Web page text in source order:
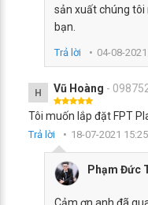
sản xuất chúng
bạn.
Trả lời 04-08-
H Vũ Hoàng -
Tôi muốn lắp đặt FPT
Trả lời 18-07-2021
Phạm Đức
Cảm ơn anh đã